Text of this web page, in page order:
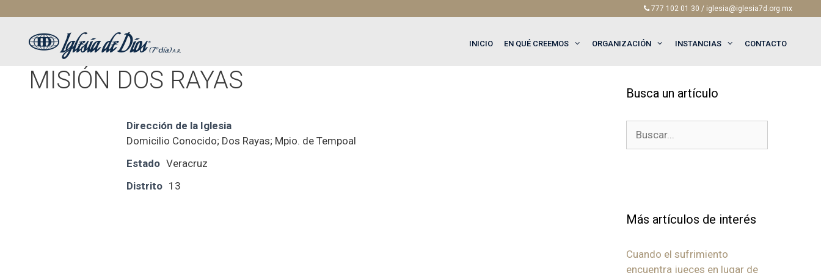
contenido
777 102 01 30 / iglesia@iglesia7d.org.mx
INICIO EN QUÉ CREEMOS ORGANIZACIÓN INSTANCIAS CONTACTO
MISIÓN DOS RAYAS
Dirección de la Iglesia
Domicilio Conocido; Dos Rayas; Mpio. de Tempoal
Estado Veracruz
Distrito 13
Busca un artículo
Más artículos de interés
Cuando el sufrimiento
encuentra jueces en lugar de